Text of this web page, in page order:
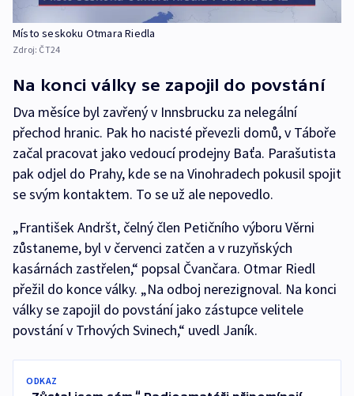
Místo seskoku Otmara Riedla
Zdroj: ČT24
Na konci války se zapojil do povstání
Dva měsíce byl zavřený v Innsbrucku za nelegální
přechod hranic. Pak ho nacisté převezli domů, v Táboře
začal pracovat jako vedoucí prodejny Baťa. Parašutista
pak odjel do Prahy, kde se na Vinohradech pokusil spojit
se svým kontaktem. To se už ale nepovedlo.
„František Andršt, čelný člen Petičního výboru Věrni
zůstaneme, byl v červenci zatčen a v ruzyňských
kasárnách zastřelen,“ popsal Čvančara. Otmar Riedl
přežil do konce války. „Na odboj nerezignoval. Na konci
války se zapojil do povstání jako zástupce velitele
povstání v Trhových Svinech,“ uvedl Janík.
ODKAZ